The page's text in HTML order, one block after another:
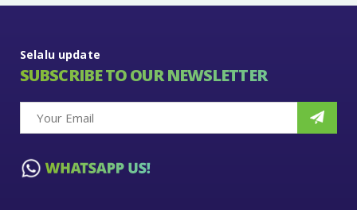
Selalu update
SUBSCRIBE TO OUR NEWSLETTER